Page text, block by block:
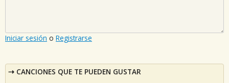
Iniciar sesión o Registrarse
CANCIONES QUE TE PUEDEN GUSTAR